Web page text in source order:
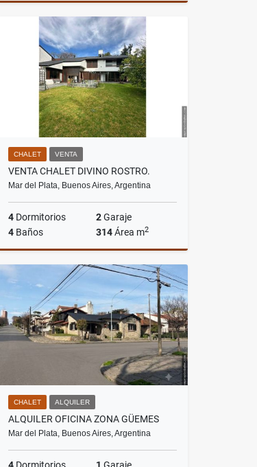
US$480,000
CHALET VENTA
VENTA CHALET DIVINO ROSTRO.
Mar del Plata, Buenos Aires, Argentina
4 Dormitorios 2Garaje
4 Baños 314Área m2
Venta
CHALET ALQUILER
ALQUILER OFICINA ZONA GÜEMES
Mar del Plata, Buenos Aires, Argentina